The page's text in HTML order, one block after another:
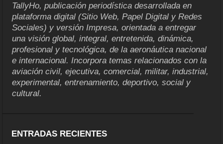
TallyHo, publicación periodística desarrollada en
plataforma digital (Sitio Web, Papel Digital y Redes
Sociales) y versión Impresa, orientada a entregar
una visión global, integral, entretenida, dinámica,
profesional y tecnológica, de la aeronáutica nacional
e internacional. Incorpora temas relacionados con la
aviación civil, ejecutiva, comercial, militar, industrial,
experimental, entrenamiento, deportivo, social y
cultural.
ENTRADAS RECIENTES